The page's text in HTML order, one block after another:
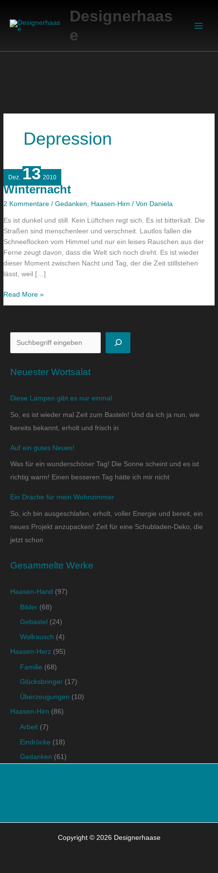
springen
Designerhaas
e
Depression
Dez. 13 2010
Winternacht
2 Kommentare /Gedanken, Haasen-Hirn / Von Daniela
Es ist dunkel und still. Kein Lüftchen regt sich. Es ist bitterkalt. Die
Straßen sind menschenleer und verschneit. Lautlos fallen die
Schneeflocken vom Himmel und nur ein leises Rauschen aus der
Ferne zeugt davon, dass die Welt sich noch dreht. Es ist wieder
dieser Moment zwischen Nacht und Tag, der die Zeit stillstehen
lässt, weil […]
Winternacht
Read More »
Neuester Wortsalat
Diese Lampen gibt es nur einmal
So, es ist wieder mal Zeit zum Basteln! Und da ich ja nun, wie
bereits bekannt, erholt und frisch in
Auf ein gutes Neues!
Was für ein wunderschöner Tag! Die Sonne scheint und es ist
richtig warm! Einen besseren Tag hätte ich mir nicht
Ein Drache für mein Wohnzimmer
So, ich bin ausgeschlafen, erholt, voller Energie und bereit, ein
neues Projekt anzupacken! Zeit für eine Schubladen-Deko, die
jetzt schon
Gesammelte Werke
Haasen-Hand (97)
Bilder (68)
Gebastel (24)
Wollrausch (4)
Haasen-Herz (95)
Familie (68)
Glücksbringer (17)
Überzeugungen (10)
Haasen-Hirn (86)
Arbeit (7)
Eindrücke (18)
Gedanken (61)
Copyright © 2026 Designerhaase